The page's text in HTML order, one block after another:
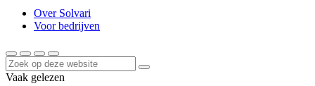
Over Solvari
Voor bedrijven
Vaak gelezen